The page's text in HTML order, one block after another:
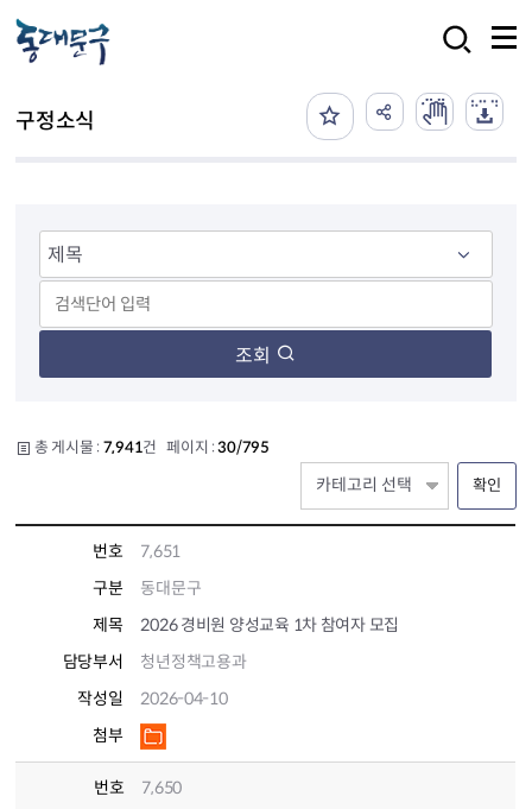
구정소식
조회
총 게시물 : 7,941건 페이지 :30/795
확인
번호
7,651
구분
동대문구
제목
2026 경비원 양성교육 1차 참여자 모집
담당부서
청년정책고용과
작성일
2026-04-10
첨부
번호
7,650